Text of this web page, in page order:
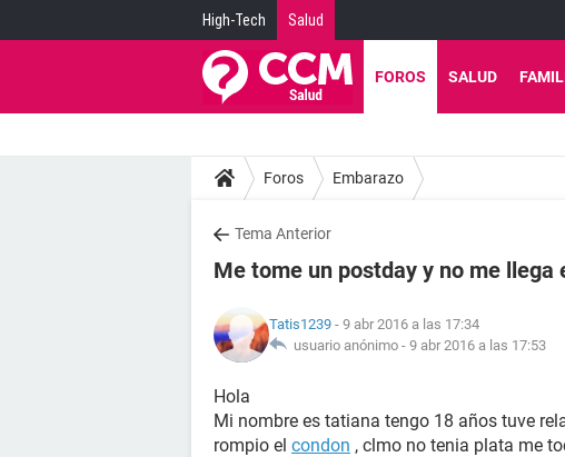
High-Tech Salud
FOROS SALUD
Foros Embarazo
Tema Anterior
Me tome un postday y no me llega
Tatis1239 - 9 abr 2016 a las 17:34
usuario anónimo - 9 abr 2016 a las 17:53
Hola
Mi nombre es tatiana tengo 18 años tuve
rompio el condon , clmo no tenia plata me